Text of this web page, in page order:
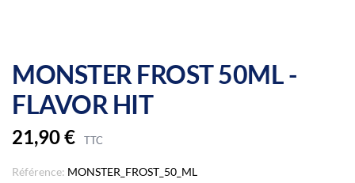
MONSTER FROST 50ML -
FLAVOR HIT
21,90 € TTC
Référence: MONSTER_FROST_50_ML